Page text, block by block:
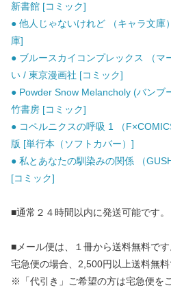
新書館 [コミック]
● 他人じゃないけれど （キャラ文庫
庫]
● ブルースカイコンプレックス （マ
い / 東京漫画社 [コミック]
● Powder Snow Melancholy (バンブ
竹書房 [コミック]
● コペルニクスの呼吸 1 （
版 [単行本（ソフトカバー）]
● 私とあなたの馴染みの関係 （
[コミック]
■通常２４時間以内に発送可能です。
■メール便は、１冊から送料無料です
宅急便の場合、2,500円以上送料無料
※「代引き」ご希望の方は宅急便を